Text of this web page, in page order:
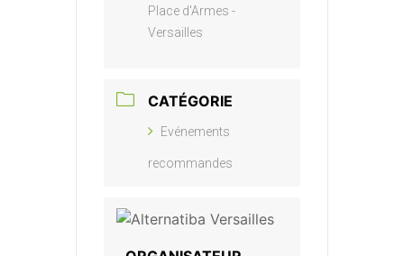
Place d'Armes -
Versailles
CATÉGORIE
Evénements
recommandes